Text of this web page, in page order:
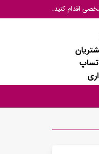
اقدام کنید.